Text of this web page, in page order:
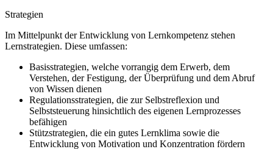
Strategien
Im Mittelpunkt der Entwicklung von Lernkompetenz stehen
Lernstrategien. Diese umfassen:
Basisstrategien, welche vorrangig dem Erwerb, dem
Verstehen, der Festigung, der Überprüfung und dem Abruf
von Wissen dienen
Regulationsstrategien, die zur Selbstreflexion und
Selbststeuerung hinsichtlich des eigenen Lernprozesses
befähigen
Stützstrategien, die ein gutes Lernklima sowie die
Entwicklung von Motivation und Konzentration fördern